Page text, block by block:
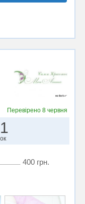
Перевірено 8 червня
400 грн.